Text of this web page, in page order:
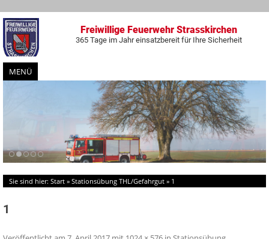
Freiwillige Feuerwehr Strasskirchen
365 Tage im Jahr einsatzbereit für Ihre Sicherheit
MENÜ
Zum
Inhalt
springen
Sie sind hier: Start » Stationsübung THL/Gefahrgut » 1
1